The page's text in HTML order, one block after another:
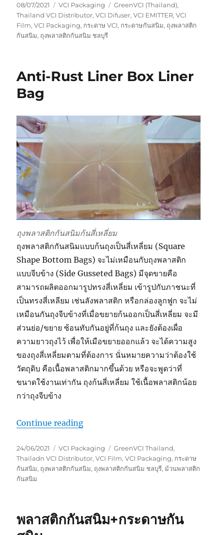
Posted
on
08/07/2021 Categories
VCI Packaging Tags
GreenVCI (Thailand),
Thailand VCI Distributor,VCI Difuser,VCI EMITTER,VCI
Film,VCI Packaging, กระดาษ VCI, กระดาษกันสนิม, ถุงพลาสติก
กันสนิม, ถุงพลาสติกกันสนิม ชลบุรี
Anti-Rust Liner Box Liner
Bag
ถุงพลาสติกกันสนิมก้นสี่เหลี่ยม
ถุงพลาสติกกันสนิมแบบก้นถุงเป็นสี่เหลี่ยม (Square
Shape Bottom Bags) จะไม่เหมือนกับถุงพลาสติก
แบบจีบข้าง (Side Gusseted Bags) มีจุดขายคือ
สามารถผลิตออกมารูปทรงสี่เหลี่ยม เข้ารูปกับภาชนะที่
เป็นทรงสี่เหลียม เช่นลังพลาสติก หรือกล่องลูกฟูก จะไม่
เหมือนกันถุงจีบข้างที่เมื่อขยายก้นออกเป็นสี่เหลี่ยม จะมี
ส่วนย่อ/ขยาย ซ้อนทับกันอยู่ที่ก้นถุง และยังต้องเผื่อ
ความยาวถุงไว้ เพื่อให้เมือขยายออกแล้ว จะได้ความสูง
ของถุงสี่เหลี่ยมตามที่ต้องการ นั่นหมายความว่าต้องใช้
วัตถุดิบ คือเนื้อพลาสติกมากขึ้นด้วย หรือจะพูดว่าที่
ขนาดใช้งานเท่ากัน ถุงก้นสี่เหลี่ยม ใช้เนื้อพลาสติกน้อย
กว่าถุงจีบข้าง
Continue reading“Anti-Rust Liner Box Liner Bag”
Posted
on
24/06/2021 Categories
VCI Packaging Tags
GreenVCI Thailand,
Thailadn VCI Distributor,VCI Film,VCI Packaging, กระดาษ
กันสนิม, ถุงพลาสติกกันสนิม, ถุงพลาสติกกันสนิม ชลบุรี,ม้วนพลาสติก
กันสนิม
พลาสติกกันสนิม+กระดาษกัน